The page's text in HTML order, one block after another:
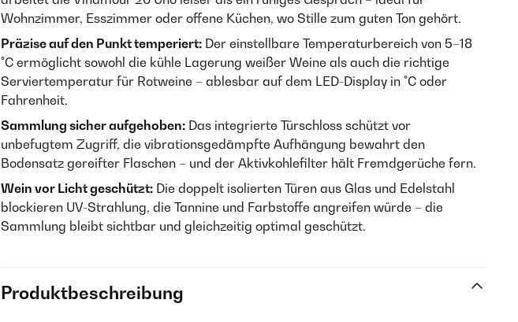
Wohnzimmer, Esszimmer oder offene Küchen, wo Stille zum guten Ton gehört.
Präzise auf den Punkt temperiert: Der einstellbare Temperaturbereich von 5–18
°C ermöglicht sowohl die kühle Lagerung weißer Weine als auch die richtige
Serviertemperatur für Rotweine – ablesbar auf dem LED-Display in °C oder
Fahrenheit.
Sammlung sicher aufgehoben: Das integrierte Türschloss schützt vor
unbefugtem Zugriff, die vibrationsgedämpfte Aufhängung bewahrt den
Bodensatz gereifter Flaschen – und der Aktivkohlefilter hält Fremdgerüche fern.
Wein vor Licht geschützt: Die doppelt isolierten Türen aus Glas und Edelstahl
blockieren UV-Strahlung, die Tannine und Farbstoffe angreifen würde – die
Sammlung bleibt sichtbar und gleichzeitig optimal geschützt.
Produktbeschreibung